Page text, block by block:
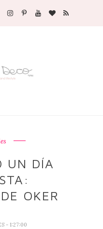
UN DÍA
OKER
- 1:27:00